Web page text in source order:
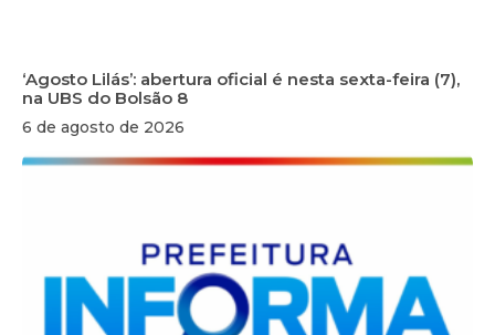
‘Agosto Lilás’: abertura oficial é nesta sexta-feira (7),
na UBS do Bolsão 8
6 de agosto de 2026